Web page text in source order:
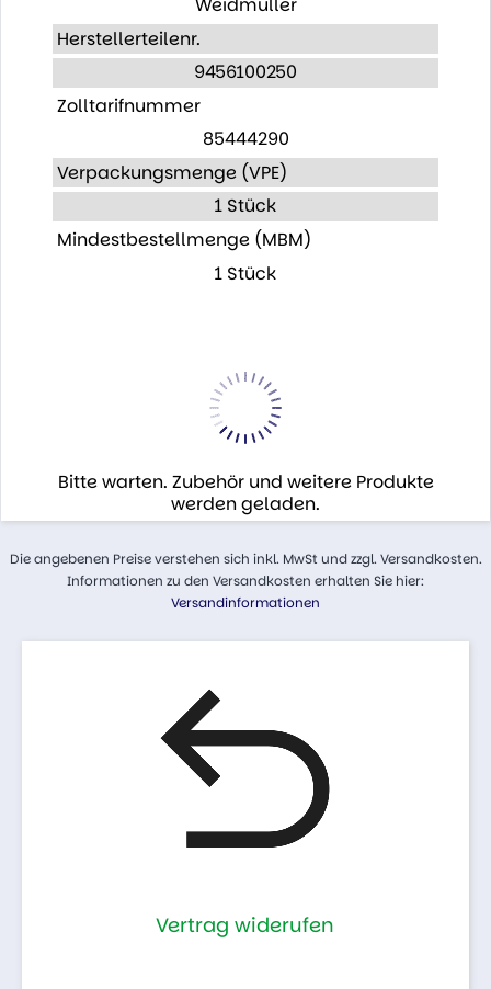
Weidmüller
Herstellerteilenr.
9456100250
Zolltarifnummer
85444290
Verpackungsmenge (VPE)
1 Stück
Mindestbestellmenge (MBM)
1 Stück
Bitte warten. Zubehör und weitere Produkte
werden geladen.
Die angebenen Preise verstehen sich inkl. MwSt und zzgl. Versandkosten.
Informationen zu den Versandkosten erhalten Sie hier:
Versandinformationen
Vertrag widerufen